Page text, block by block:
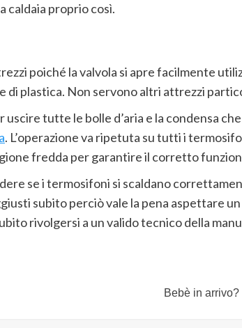
caldaia proprio così.
poiché la valvola si apre facilmente
plastica. Non servono altri attrezzi
tutte le bolle d’aria e la condensa
. L’operazione va ripetuta su tutti i
fredda per garantire il corretto
se i termosifoni si scaldano
subito perciò vale la pena aspettare
rivolgersi a un valido tecnico della
Bebè in